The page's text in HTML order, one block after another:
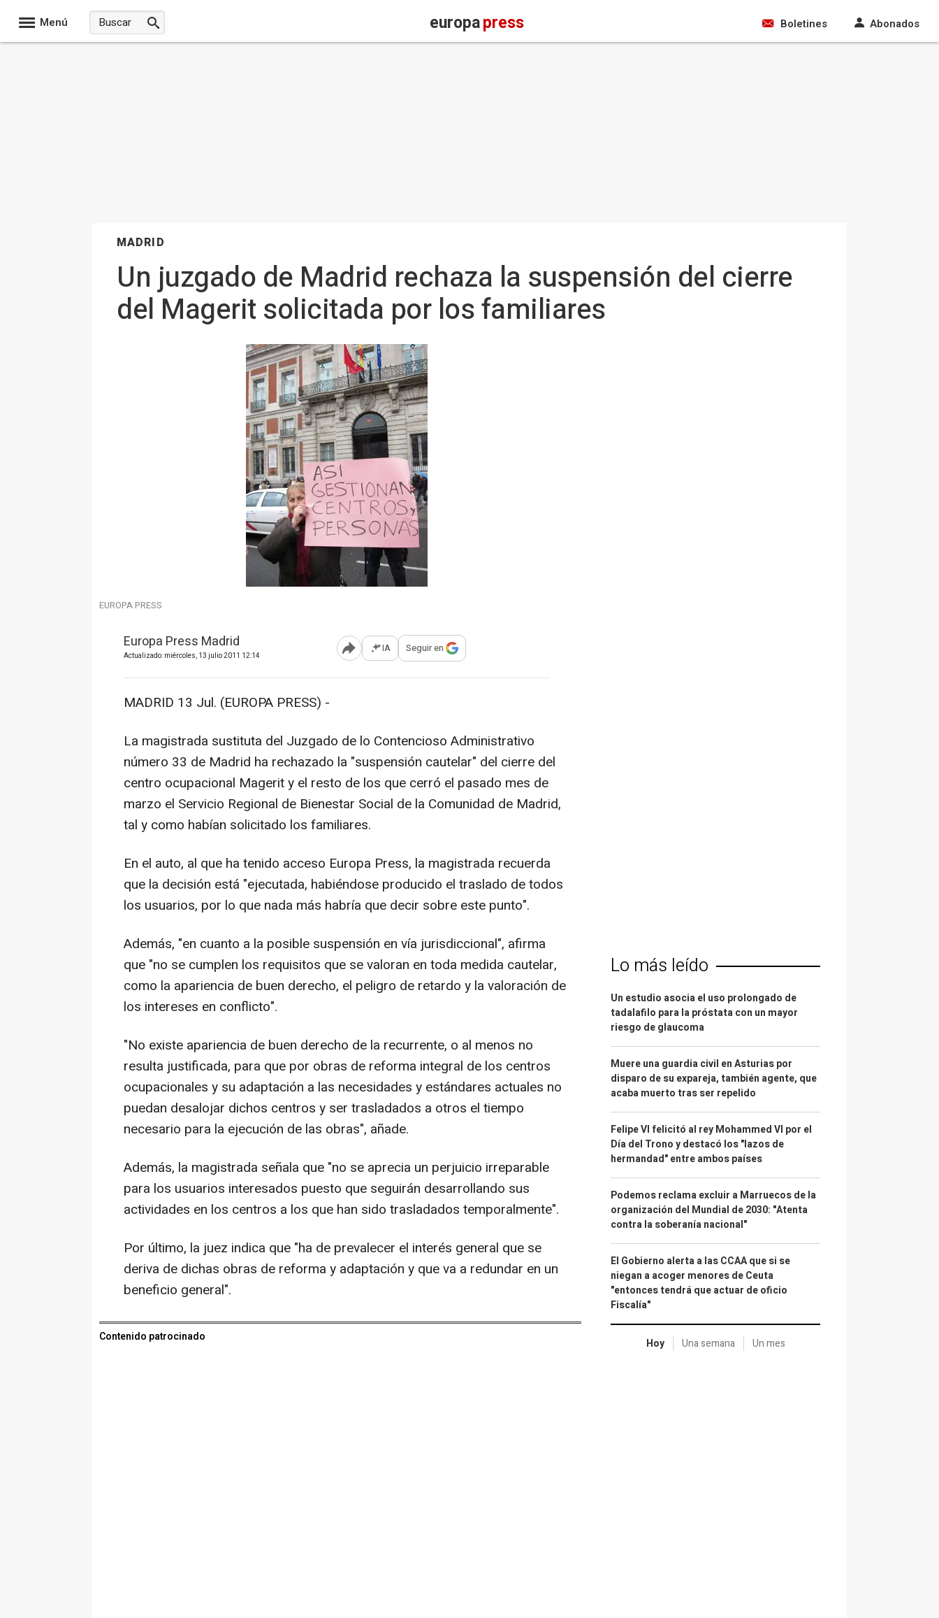
Menú europapress Boletines Abonados
MADRID
Un juzgado de Madrid rechaza la suspensión del cierre
del Magerit solicitada por los familiares
EUROPA PRESS
Europa Press Madrid
Actualizado: miércoles, 13 julio 2011 12:14 Abrir opciones para compartir
IA Seguir en
MADRID 13 Jul. (EUROPA PRESS) -
La magistrada sustituta del Juzgado de lo Contencioso Administrativo
número 33 de Madrid ha rechazado la "suspensión cautelar" del cierre del
centro ocupacional Magerit y el resto de los que cerró el pasado mes de
marzo el Servicio Regional de Bienestar Social de la Comunidad de Madrid,
tal y como habían solicitado los familiares.
En el auto, al que ha tenido acceso Europa Press, la magistrada recuerda
que la decisión está "ejecutada, habiéndose producido el traslado de todos
los usuarios, por lo que nada más habría que decir sobre este punto".
Además, "en cuanto a la posible suspensión en vía jurisdiccional", afirma
que "no se cumplen los requisitos que se valoran en toda medida cautelar,
como la apariencia de buen derecho, el peligro de retardo y la valoración de
los intereses en conflicto".
"No existe apariencia de buen derecho de la recurrente, o al menos no
resulta justificada, para que por obras de reforma integral de los centros
ocupacionales y su adaptación a las necesidades y estándares actuales no
puedan desalojar dichos centros y ser trasladados a otros el tiempo
necesario para la ejecución de las obras", añade.
Además, la magistrada señala que "no se aprecia un perjuicio irreparable
para los usuarios interesados puesto que seguirán desarrollando sus
actividades en los centros a los que han sido trasladados temporalmente".
Por último, la juez indica que "ha de prevalecer el interés general que se
deriva de dichas obras de reforma y adaptación y que va a redundar en un
beneficio general".
Contenido patrocinado
Lo más leído
Un estudio asocia el uso prolongado de
tadalafilo para la próstata con un mayor
riesgo de glaucoma
Muere una guardia civil en Asturias por
disparo de su expareja, también agente, que
acaba muerto tras ser repelido
Felipe VI felicitó al rey Mohammed VI por el
Día del Trono y destacó los "lazos de
hermandad" entre ambos países
Podemos reclama excluir a Marruecos de la
organización del Mundial de 2030: "Atenta
contra la soberanía nacional"
El Gobierno alerta a las CCAA que si se
niegan a acoger menores de Ceuta
"entonces tendrá que actuar de oficio
Fiscalía"
Hoy Una semana Un mes